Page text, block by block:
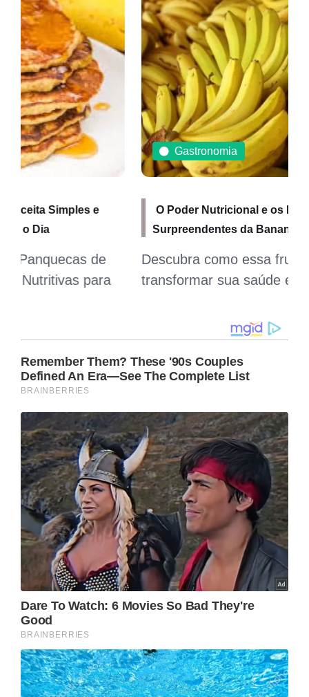
Gastronomia
O Poder Nutricional e os Benefícios
Surpreendentes da Banana Nanica
Descubra como essa fruta popular pode
transformar sua saúde e bem-estar